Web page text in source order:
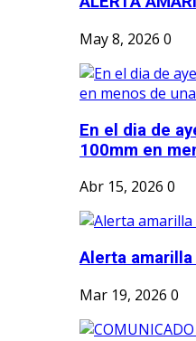
May 8, 2026 0
En el dia de
100mm en
Abr 15, 2026 0
Alerta
Mar 19, 2026 0